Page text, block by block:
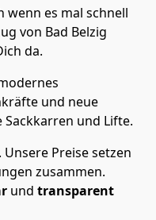
wenn es mal schnell
von Bad Belzig
da.
und neue
und Lifte.
Unsere Preise setzen
zusammen.
und transparent